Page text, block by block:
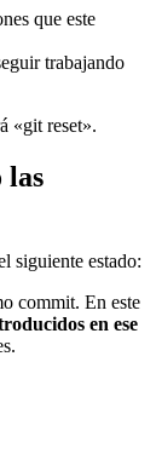
que este
trabajando
«git reset».
las
siguiente estado:
commit. En este
en ese